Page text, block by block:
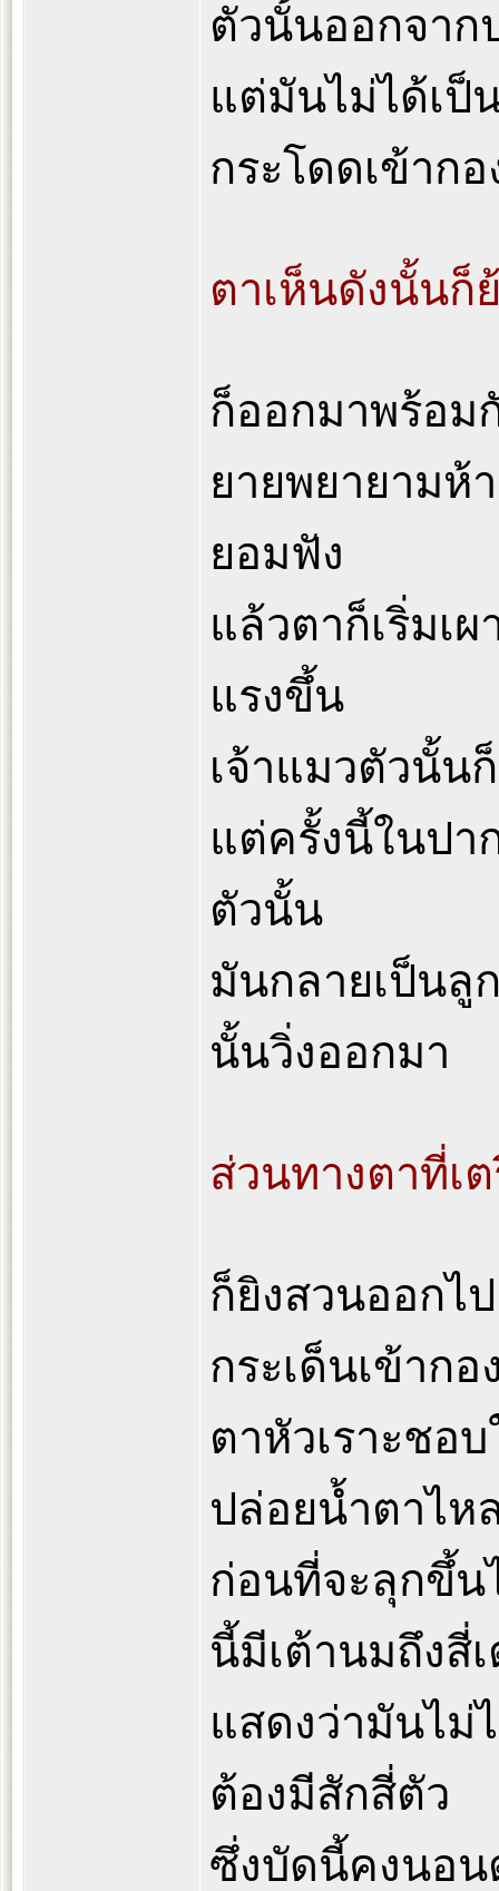
ตัวนั้นออกจาก
แต่มันไม่ได้เป็
กระโดดเข้ากอ
ตาเห็นดังนั้นก็
ก็ออกมาพร้อม
ยายพยายามห้
ยอมฟัง
แล้วตาก็เริ่มเ
แรงขึ้น
เจ้าแมวตัวนั้น
แต่ครั้งนี้ในปา
ตัวนั้น
มันกลายเป็นลู
นั้นวิ่งออกมา
ส่วนทางตาที่เ
ก็ยิงสวนออกไ
กระเด็นเข้ากอ
ตาหัวเราะชอ
ปล่อยน้ำตาไห
ก่อนที่จะลุกขึ้น
นี้มีเต้านมถึงสี่
แสดงว่ามันไม่
ต้องมีสักสี่ตัว
ซึ่งบัดนี้คงนอน